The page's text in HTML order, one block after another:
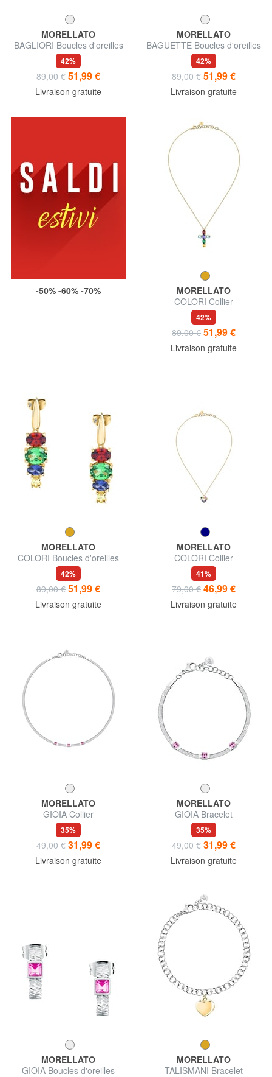
MORELLATO
BAGLIORI Boucles d'oreilles
42%
89,00 € 51,99 €
Livraison gratuite
MORELLATO
BAGUETTE Boucles d'oreilles
42%
89,00 € 51,99 €
Livraison gratuite
-50% -60% -70%
MORELLATO
COLORI Collier
42%
89,00 € 51,99 €
Livraison gratuite
MORELLATO
COLORI Boucles d'oreilles
42%
89,00 € 51,99 €
Livraison gratuite
MORELLATO
COLORI Collier
41%
79,00 € 46,99 €
Livraison gratuite
MORELLATO
GIOIA Collier
35%
49,00 € 31,99 €
Livraison gratuite
MORELLATO
GIOIA Bracelet
35%
49,00 € 31,99 €
Livraison gratuite
MORELLATO
GIOIA Boucles d'oreilles
MORELLATO
TALISMANI Bracelet